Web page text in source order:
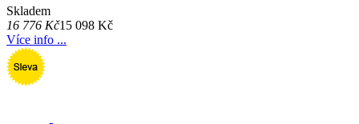
Skladem
16 776 Kč15 098 Kč
Více info ...